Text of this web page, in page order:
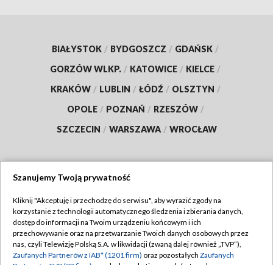
BIAŁYSTOK / BYDGOSZCZ / GDAŃSK /
GORZÓW WLKP. / KATOWICE / KIELCE /
KRAKÓW / LUBLIN / ŁÓDŹ / OLSZTYN /
OPOLE / POZNAŃ / RZESZÓW /
SZCZECIN / WARSZAWA / WROCŁAW
TVP
Abonament TVP
Emisja w TVP
Regulamin TVP
Polityka prywatności
Szanujemy Twoją prywatność
Kliknij "Akceptuję i przechodzę do serwisu", aby wyrazić zgody na
korzystanie z technologii automatycznego śledzenia i zbierania danych,
dostęp do informacji na Twoim urządzeniu końcowym i ich
przechowywanie oraz na przetwarzanie Twoich danych osobowych przez
nas, czyli Telewizję Polską S.A. w likwidacji (zwaną dalej również „TVP”),
Zaufanych Partnerów z IAB* (1201 firm) oraz pozostałych Zaufanych